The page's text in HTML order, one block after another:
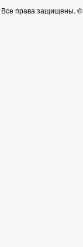
Все права защищены. ©